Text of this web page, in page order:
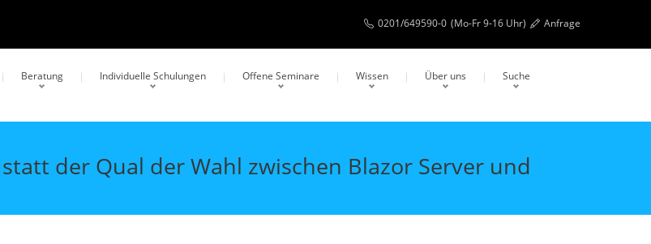
0201/649590-0 (Mo-Fr 9-16 Uhr) Anfrage
Beratung Individuelle Schulungen Offene Seminare Wissen Über uns Suche
der Qual der Wahl zwischen Blazor Server und